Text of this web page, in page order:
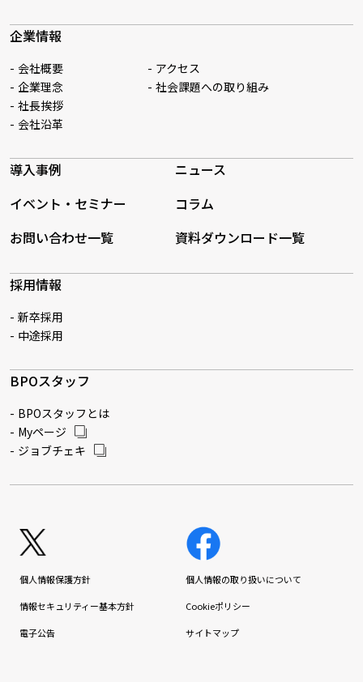
企業情報
会社概要
企業理念
社長挨拶
会社沿革
アクセス
社会課題への取り組み
導入事例
ニュース
イベント・セミナー
コラム
お問い合わせ一覧
資料ダウンロード一覧
採用情報
新卒採用
中途採用
BPOスタッフ
BPOスタッフとは
Myページ
ジョブチェキ
個人情報保護方針 個人情報の取り扱いについて
情報セキュリティー基本方針 Cookieポリシー
電子公告 サイトマップ